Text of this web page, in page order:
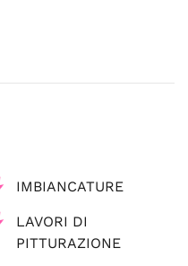
IMBIANCATURE
LAVORI DI
PITTURAZIONE